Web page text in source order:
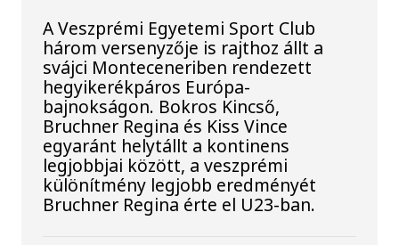
A Veszprémi Egyetemi Sport Club
három versenyzője is rajthoz állt a
svájci Monteceneriben rendezett
hegyikerékpáros Európa-
bajnokságon. Bokros Kincső,
Bruchner Regina és Kiss Vince
egyaránt helytállt a kontinens
legjobbjai között, a veszprémi
különítmény legjobb eredményét
Bruchner Regina érte el U23-ban.